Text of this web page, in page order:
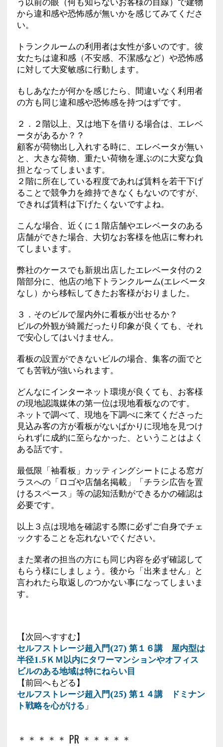
から違和感や恐怖感が無いかを感じてみてくださ
い。
トランクルームの利用者は女性が多いのです。彼
女たちは違和感（不安感、不潔感など）や恐怖感
に対して大変敏感に行動します。
もしあなたが何かを感じたら、間違いなく利用者
の方も同じ違和感や恐怖感を持つはずです。
２．２階以上、又は地下を借りる場合は、エレベ
ータがあるか？？
顧客が荷物出し入れする時に、エレベータが無い
と、大きな荷物、重たい荷物を運ぶのに大変な負
担となってしまいます。
２階に所在している程度であれば賃料を若干下げ
ることで競争力を維持できなくもないのですが、
できれば賃料は下げたくないですよね。
こんな場合、近くに１階店舗やエレベータのある
店舗ができた場合、大切なお客様を他店に奪われ
てしまいます。
弊社のケースでも新規出店したエレベータ付の２
階部分に、他店の地下トランクルーム(エレベータ
なし）から移転してきたお客様がおりました。
３．そのビルで屋内外に看板が出せるか？
ビルの外観が綺麗だったり印象が良くても、それ
で安心してはいけません。
看板の設置ができないビルの場合、集客の面でと
ても苦戦が強いられます。
どんなにインターネット環境が良くても、お客様
の現地認識媒体の第一位は現地看板なのです。
ネットで調べて、現地を下調べに来てくださった
見込み客の方が看板がないばかりに現地を見つけ
られずに成約に至らなかった、ということはよく
ある話です。
最低限「袖看板」カッティングシートによる窓ガ
ラスへの「ロゴや店舗名掲載」「チラシ広告を置
けるスペース」等の認知活動ができるかの確認は
必要です。
以上３点は現地を確認する際に必ずご自身でチェ
ックすることを忘れないでください。
また業者の担当の方にも同じ内容を必ず確認して
もらう様にしましょう。後から「出来ません」と
言われたら取返しのつかない事になってしまいま
す。
【次回へすすむ】
セルフストレージ超入門(27) 第１６講 屋内型は
半径1.5ＫＭ以内にタワーマンションやオフィス
ビルのある地域は特にねらい目
【前回へもどる】
セルフストレージ超入門(25) 第１４講 ドミナン
ト戦略を心がける 」
＊＊＊＊＊ PR ＊＊＊＊＊